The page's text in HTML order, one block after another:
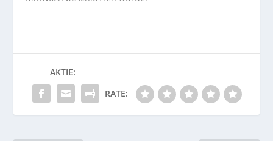
AKTIE:
RATE: